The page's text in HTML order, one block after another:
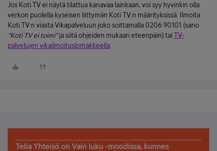
Jos Koti TV ei näytä tilattua kanavaa lainkaan, voi syy hyvinkin olla
verkon puolella kyseisen liittymän Koti TV:n määrityksissä. Ilmoita
Koti TV:n viasta Vikapalveluun joko soittamalla 0206 90101 (sano
"Koti TV ei toimi"ja siitä ohjeiden mukaan eteenpäin) taiTV-
palvelujen vikailmoituslomakkeella
Telia Yhteisö on Vain luku -moodissa, kunnes